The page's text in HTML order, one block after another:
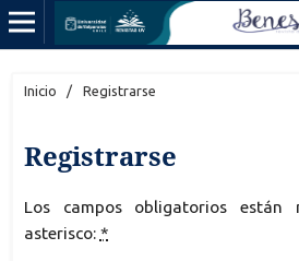
Inicio / Registrarse
Registrarse
Los campos obligatorios están
asterisco: *